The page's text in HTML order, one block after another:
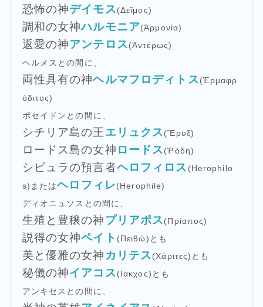
恐怖の神デイモス(Δεῖμος)
調和の女神ハルモニア(Ἁρμονία)
返愛の神アンテロス(Ἀντέρως)
ヘルメスとの間に、
両性具有の神ヘルマフロディトス(Ἑρμαφρ
όδιτος)
ポセイドンとの間に、
シチリア島の王エリュクス(Ἔρυξ)
ロードス島の女神 ロードス(Ῥόδη)
シビュラの預言者ヘロフィロス (Herophilo
s)またはヘロフィレ(Herophile)
ディオニュソスとの間に、
生殖と豊穣の神プリアポス(Πρίαπος)
説得の女神ペイト (Πειθώ)とも
美と優雅の女神 カリテス(Χάριτες)とも
秘儀の神イアコス(Ιακχος)とも
アンキセスとの間に、